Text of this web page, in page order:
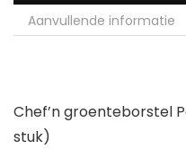
Aanvullende informatie
Chef’n groenteborstel
stuk)